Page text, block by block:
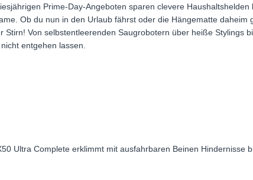
Prime-Day-Angeboten sparen clevere Haushaltshelden
Ob du nun in den Urlaub fährst oder die Hängematte daheim
Von selbstentleerenden Saugrobotern über heiße Stylings
entgehen lassen.
Ultra Complete erklimmt mit ausfahrbaren Beinen Hindernisse